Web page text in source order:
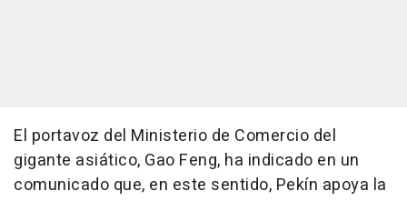
El portavoz del Ministerio de Comercio del
gigante asiático, Gao Feng, ha indicado en un
comunicado que, en este sentido, Pekín apoya la